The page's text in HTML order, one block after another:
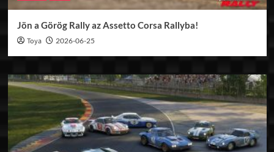
Jön a Görög Rally az Assetto Corsa Rallyba!
Toya 2026-06-25